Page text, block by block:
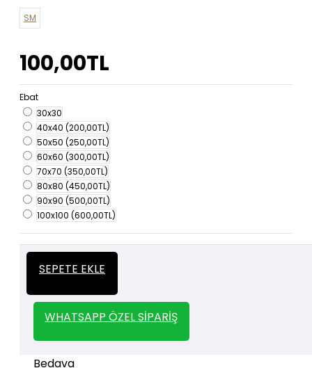
SM
100,00TL
Ebat
30x30
40x40 (200,00TL)
50x50 (250,00TL)
60x60 (300,00TL)
70x70 (350,00TL)
80x80 (450,00TL)
90x90 (500,00TL)
100x100 (600,00TL)
SEPETE EKLE
WHATSAPP ÖZEL SIPARIŞ
Kalın
İtalyan Sıva ve Dekorasyon amaçlı
kullanılan kalın stencil siparişleriniz için
geçebilirsiniz.